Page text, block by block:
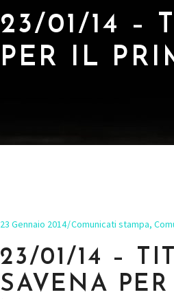
23/01/14 –
PER IL
23 Gennaio 2014 Comunicati stampa,
23/01/14 –
SAVENA